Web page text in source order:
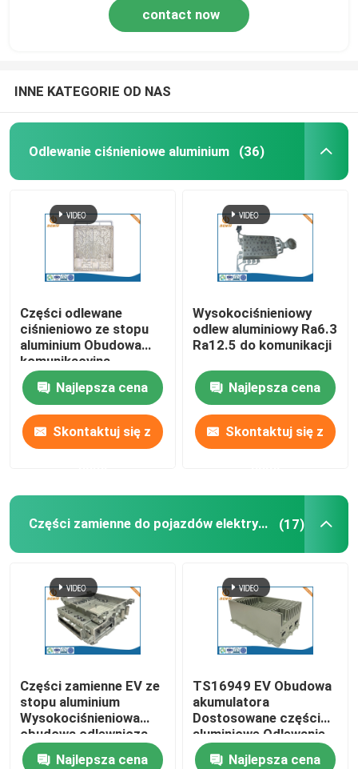
contact now
INNE KATEGORIE OD NAS
Odlewanie ciśnieniowe aluminium (36)
Części odlewane
ciśnieniowo ze stopu
aluminium Obudowa
komunikacyjna
mikrofalowa
Najlepsza cena
Skontaktuj się z
Wysokociśnieniowy
odlew aluminiowy Ra6.3
Ra12.5 do komunikacji
Najlepsza cena
Skontaktuj się z
Części zamienne do pojazdów elektrycznych (17)
Części zamienne EV ze
stopu aluminium
Wysokociśnieniowa
obudowa odlewnicza
Najlepsza cena
TS16949 EV Obudowa
akumulatora
Dostosowane części
aluminiowe Odlewanie
ciśnieniowe
Najlepsza cena